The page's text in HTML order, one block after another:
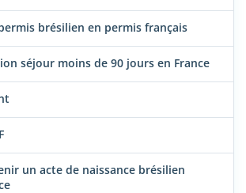
brésilien en permis français
séjour moins de 90 jours en France
un acte de naissance brésilien